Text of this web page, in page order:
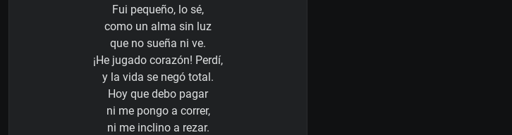
Fui pequeño, lo sé,
como un alma sin luz
que no sueña ni ve.
¡He jugado corazón! Perdí,
y la vida se negó total.
Hoy que debo pagar
ni me pongo a correr,
ni me inclino a rezar.